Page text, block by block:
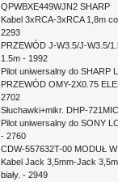
QPWBXE449WJN2 SHARP
Kabel 3xRCA-3xRCA 1,8m
2293
PRZEWÓD J-W3.5/J-W3.5/
1.5m - 1992
Pilot uniwersalny do SHARP
PRZEWÓD OMY-2X0.75
2702
Słuchawki+mikr. DHP-
Pilot uniwersalny do SONY
- 2760
CDW-557632T-00 MODUŁ
Kabel Jack 3,5mm-Jack
biały. - 2949